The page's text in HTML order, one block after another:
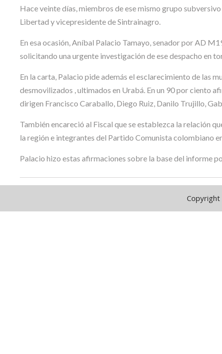
Hace veinte días, miembros de ese mismo grupo
Libertad y vicepresidente de Sintrainagro.
En esa ocasión, Aníbal Palacio Tamayo, senador por AD
solicitando una urgente investigación de ese despacho en
En la carta, Palacio pide además el esclarecimiento de las
desmovilizados , ultimados en Urabá. En un 90 por ciento
dirigen Francisco Caraballo, Diego Ruiz, Danilo Trujillo,
También encareció al Fiscal que se establezca la relación
la región e integrantes del Partido Comunista colombiano
Palacio hizo estas afirmaciones sobre la base del informe
Copyright